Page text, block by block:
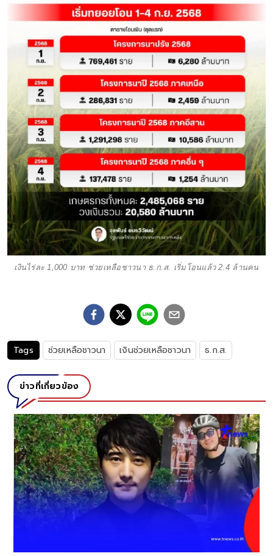
เงินไร่ละ 1,000 บาท ช่วยเหลือชาวนา ธ.ก.ส. เริ่มโอนแล้ว 2.4 ล้านคน
Tags ช่วยเหลือชาวนา เงินช่วยเหลือชาวนา ธ.ก.ส.
ข่าวที่เกี่ยวข้อง